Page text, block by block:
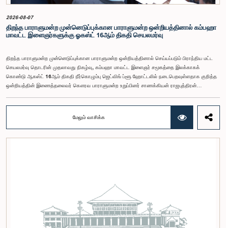
பாராளுமன்ற உறுப்பினர்களான ரவி கருணாநாயக்க, ருவந்திலக ஜயக்கொடி மற்றும் கதிரவேலு
சண்முகம் குகதாசன் ஆகியோர் கலந்துகொண்டனர்.
2026-08-07
திறந்த பாராளுமன்ற முன்னெடுப்புக்கான பாராளுமன்ற ஒன்றியத்தினால் கம்பஹா
மாவட்ட இளைஞர்களுக்கு ஓகஸ்ட் 16ஆம் திகதி செயலமர்வு
திறந்த பாராளுமன்ற முன்னெடுப்புக்கான பாராளுமன்ற ஒன்றியத்தினால் செய்யப்படும் பிராந்திய மட்ட
செயலமர்வு தொடரின் முதலாவது நிகழ்வு, கம்பஹா மாவட்ட இளைஞர் சமூகத்தை இலக்காகக்
கொண்டு ஆகஸ்ட் 16ஆம் திகதி நீர்கொழும்பு ஜெட்விங் ப்ளூ ஹோட்டலில் நடைபெறவுள்ளதாக குறித்த
ஒன்றியத்தின் இணைத்தலைவர் கௌரவ பாராளுமன்ற உறுப்பினர் சாணக்கியன் ராஜபுத்திரன்
பங்கேற்புடன் திறந்த பாராளுமன்றக் கருத்திட்டத்தை மேலும் முன்னெடுத்துச் செல்லும் நோக்கில் இந்த
செயலமர்வு தொடர் ஏற்பாடு செய்யப்படுகின்றது. இதில் ஒன்றியத்தின் உறுப்பினர்கள் மற்றும் கம்பஹா
மாவட்டத்தை பிரதிநிதித்துவப்படுத்தும் பாராளுமன்ற உறுப்பினர்களும் பங்கேற்கவிருக்கின்றனர்.இந்த
இச்செயலமர்வு தொடருக்கான அபிவிருத்தி பங்காளராக அனுசரணை வழங்கும் CII (Coalition for
Inclusive Impact) நிறுவனத்தின் பிரதிநிதிகளும் கலந்துகொண்டனர்.இந்த செயலமர்வில் பங்கேற்க
விரும்பும் கம்பஹா மாவட்டத்தைச் சேர்ந்த 18 – 35 வயதுக்குட்பட்ட இளைஞர், யுவதிகள் இங்கே
தரப்பட்டுள்ள https://forms.gle/aVp5UzhLbtPSmVap8 இணைப்பின் ஊடாக உரிய விண்ணப்பப்
படிவத்தை பூர்த்தி செய்து பதிவு செய்யுமாறு கேட்டுக்கொள்ளப்படுகின்றனர்.
மேலும் வாசிக்க